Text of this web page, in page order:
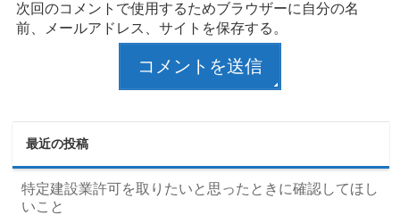
次回のコメントで使用するためブラウザーに自分の名
前、メールアドレス、サイトを保存する。
最近の投稿
特定建設業許可を取りたいと思ったときに確認してほし
いこと